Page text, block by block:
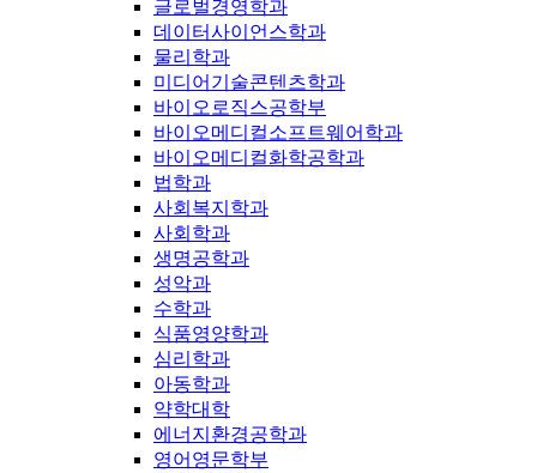
글로벌경영학과
데이터사이언스학과
물리학과
미디어기술콘텐츠학과
바이오로직스공학부
바이오메디컬소프트웨어학과
바이오메디컬화학공학과
법학과
사회복지학과
사회학과
생명공학과
성악과
수학과
식품영양학과
심리학과
아동학과
약학대학
에너지환경공학과
영어영문학부